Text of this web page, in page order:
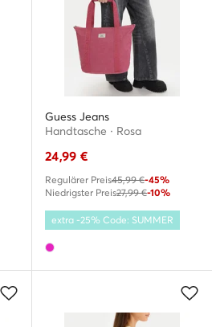
Guess Jeans
Handtasche · Rosa
24,99 €
Regulärer Preis45,99 €-45%
Niedrigster Preis27,99 €-10%
extra -25% Code: SUMMER